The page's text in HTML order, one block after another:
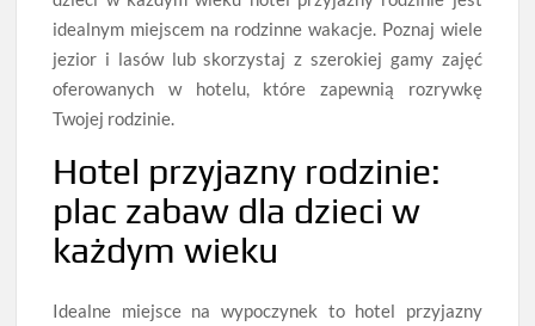
idealnym miejscem na rodzinne wakacje. Poznaj wiele
jezior i lasów lub skorzystaj z szerokiej gamy zajęć
oferowanych w hotelu, które zapewnią rozrywkę
Twojej rodzinie.
Hotel przyjazny rodzinie:
plac zabaw dla dzieci w
każdym wieku
Idealne miejsce na wypoczynek to hotel przyjazny